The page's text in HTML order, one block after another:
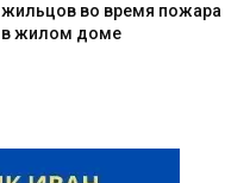
жильцов во время пожара
в жилом доме